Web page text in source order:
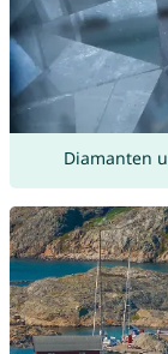
Diamanten